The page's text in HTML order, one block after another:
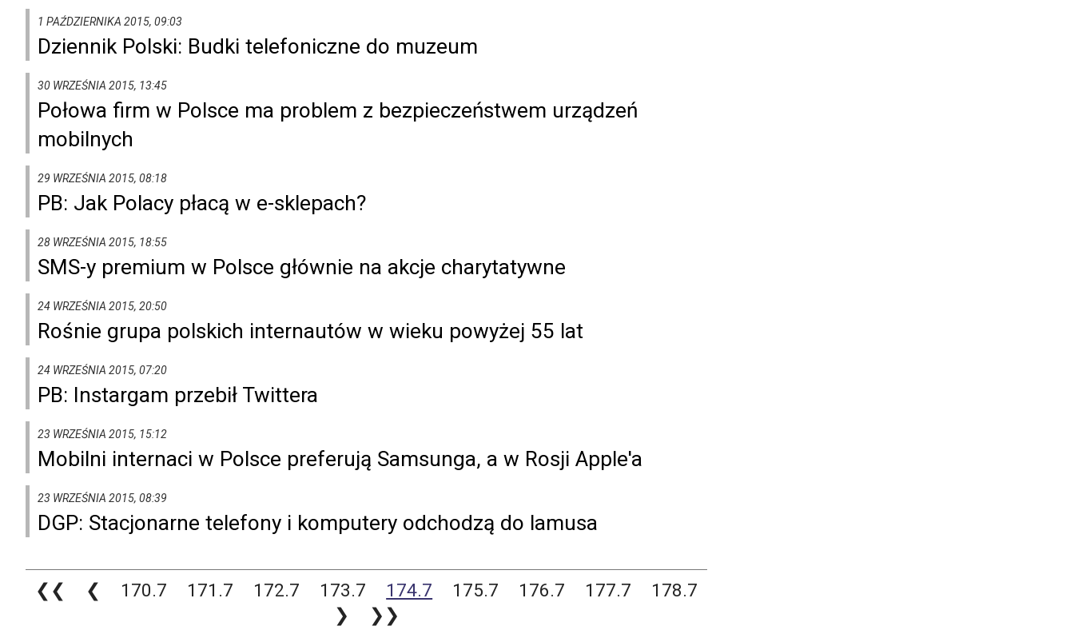
1 PAŹDZIERNIKA 2015, 09:03
Dziennik Polski: Budki telefoniczne do muzeum
30 WRZEŚNIA 2015, 13:45
Połowa firm w Polsce ma problem z bezpieczeństwem urządzeń
mobilnych
29 WRZEŚNIA 2015, 08:18
PB: Jak Polacy płacą w e-sklepach?
28 WRZEŚNIA 2015, 18:55
SMS-y premium w Polsce głównie na akcje charytatywne
24 WRZEŚNIA 2015, 20:50
Rośnie grupa polskich internautów w wieku powyżej 55 lat
24 WRZEŚNIA 2015, 07:20
PB: Instargam przebił Twittera
23 WRZEŚNIA 2015, 15:12
Mobilni internaci w Polsce preferują Samsunga, a w Rosji Apple'a
23 WRZEŚNIA 2015, 08:39
DGP: Stacjonarne telefony i komputery odchodzą do lamusa
❮❮ ❮ 170.7 171.7 172.7 173.7 174.7 175.7 176.7 177.7
178.7
❯
❯❯